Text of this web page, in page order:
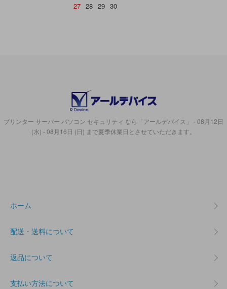
27 28 29 30
プリンター サーバー パソコン セキュリティ なら「アールデバイス」 - 08月12日
(水) - 08月16日 (日) まで夏季休業日とさせていただきます。
ホーム
配送・送料について
返品について
支払い方法について